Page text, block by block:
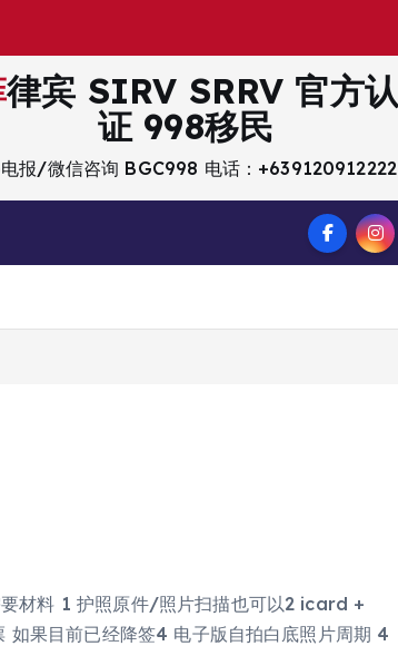
认
证 998移民
报/微信咨询 BGC998 电话：+639120912222
材料 1 护照原件/照片扫描也可以2 icard +
果目前已经降签4 电子版自拍白底照片周期 4